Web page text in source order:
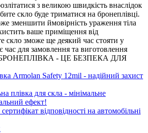
з великою швидкість внаслідок
скло буде триматися на бронеплівці.
зменшити ймовірність ураження тіла
ваше приміщення від
скло зможе ще деякий час стояти у
час для замовлення та виготовлення
БРОНЕПЛІВКА - ЦЕ БЕЗПЕКА ДЛЯ
Armolan Safety 12mil - надійний захист
плівка для скла - мінімальне
ефект!
відповідності на автомобільні